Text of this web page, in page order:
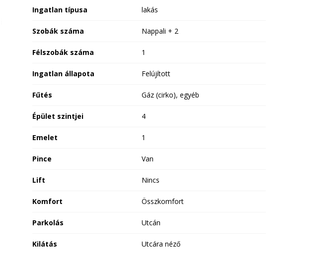
Ingatlan típusa lakás
Szobák száma Nappali + 2
Félszobák száma 1
Ingatlan állapota Felújított
Fűtés Gáz (cirko), egyéb
Épület szintjei 4
Emelet 1
Pince Van
Lift Nincs
Komfort Összkomfort
Parkolás Utcán
Kilátás Utcára néző